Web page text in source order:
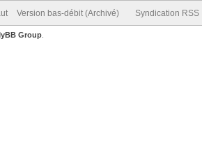
Version bas-débit (Archivé) Syndication RSS
Group